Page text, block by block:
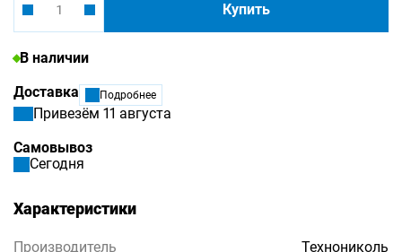
Купить
В наличии
Доставка
Подробнее
Привезём 11 августа
Самовывоз
Сегодня
Характеристики
Производитель Технониколь